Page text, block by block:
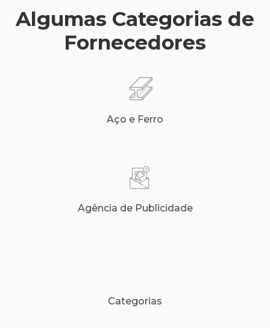
Algumas Categorias de
Fornecedores
Aço e Ferro
Agência de Publicidade
Categorias